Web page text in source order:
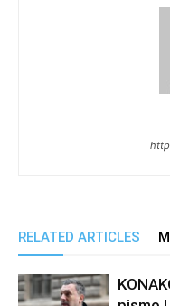
RELATED ARTICLES